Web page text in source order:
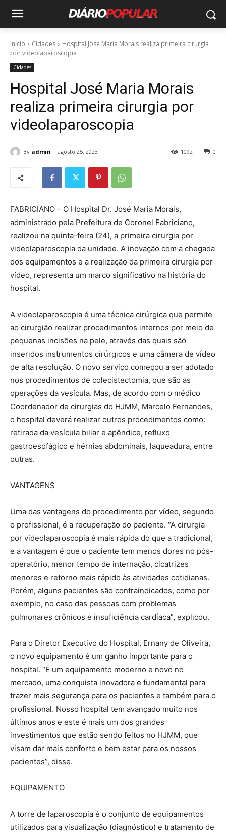
Início Cidades
Hospital José Maria Morais realiza primeira cirurgia
por videolaparoscopia
Cidades
Hospital José Maria Morais
realiza primeira cirurgia por
videolaparoscopia
By admin agosto 25, 2023 0
1092
FABRICIANO – O Hospital Dr. José Maria Morais,
administrado pela Prefeitura de Coronel Fabriciano,
realizou na quinta-feira (24), a primeira cirurgia por
videolaparoscopia da unidade. A inovação com a chegada
dos equipamentos e a realização da primeira cirurgia por
vídeo, representa um marco significativo na história do
hospital.
A videolaparoscopia é uma técnica cirúrgica que permite
ao cirurgião realizar procedimentos internos por meio de
pequenas incisões na pele, através das quais são
inseridos instrumentos cirúrgicos e uma câmera de vídeo
de alta resolução. O novo serviço começou a ser adotado
nos procedimentos de colecistectomia, que são as
operações da vesícula. Mas, de acordo com o médico
Coordenador de cirurgias do HJMM, Marcelo Fernandes,
o hospital deverá realizar outros procedimentos como:
retirada da vesícula biliar e apêndice, refluxo
gastroesofágico e hérnias abdominais, laqueadura, entre
outras.
VANTAGENS
Uma das vantagens do procedimento por vídeo, segundo
o profissional, é a recuperação do paciente. “A cirurgia
por videolaparoscopia é mais rápida do que a tradicional,
e a vantagem é que o paciente tem menos dores no pós-
operatório, menor tempo de internação, cicatrizes
menores e retorno mais rápido às atividades cotidianas.
Porém, alguns pacientes são contraindicados, como por
exemplo, no caso das pessoas com problemas
pulmonares crônicos e insuficiência cardíaca”, explicou.
Para o Diretor Executivo do Hospital, Ernany de Oliveira,
o novo equipamento é um ganho importante para o
hospital. “É um equipamento moderno e novo no
mercado, uma conquista inovadora e fundamental para
trazer mais segurança para os pacientes e também para o
profissional. Nosso hospital tem avançado muito nos
últimos anos e este é mais um dos grandes
investimentos que estão sendo feitos no HJMM, que
visam dar mais conforto e bem estar para os nossos
pacientes”, disse.
EQUIPAMENTO
A torre de laparoscopia é o conjunto de equipamentos
utilizados para visualização (diagnóstico) e tratamento de